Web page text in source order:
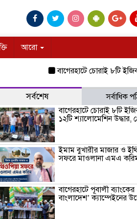
আরো
বাগেরহাটে চোরাই ৮টি ইজিবাইক
সর্বশেষ
সর্বাধিক
বাগেরহাটে চোরাই ৮টি
১২টি শ্যালোমেশিন উদ্ধার,
ইমাম বুখারীর মাজার ও
সফরে মাওলানা এমএ
বাগেরহাটে পূবালী
বাংলাদেশ’ ক্যাম্পেইনের